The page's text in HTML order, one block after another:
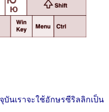
นเราจะใช้อักษรซีริลลิกเป็น